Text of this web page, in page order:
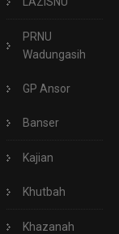
PRNU
Wadungasih
GP Ansor
Banser
Kajian
Khutbah
Khazanah